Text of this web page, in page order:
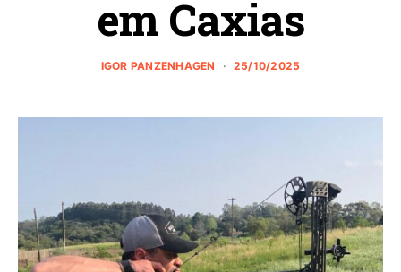
em Caxias
IGOR PANZENHAGEN 25/10/2025